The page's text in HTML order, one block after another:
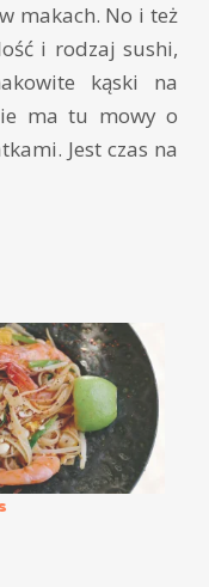
makach. No i też
i rodzaj sushi,
kąski na
ma tu mowy o
Jest czas na